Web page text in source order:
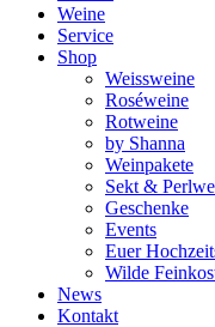
Weine
Service
Shop
Weissweine
Roséweine
Rotweine
by Shanna
Weinpakete
Sekt &
Geschenke
Events
Euer
Wilde
News
Kontakt